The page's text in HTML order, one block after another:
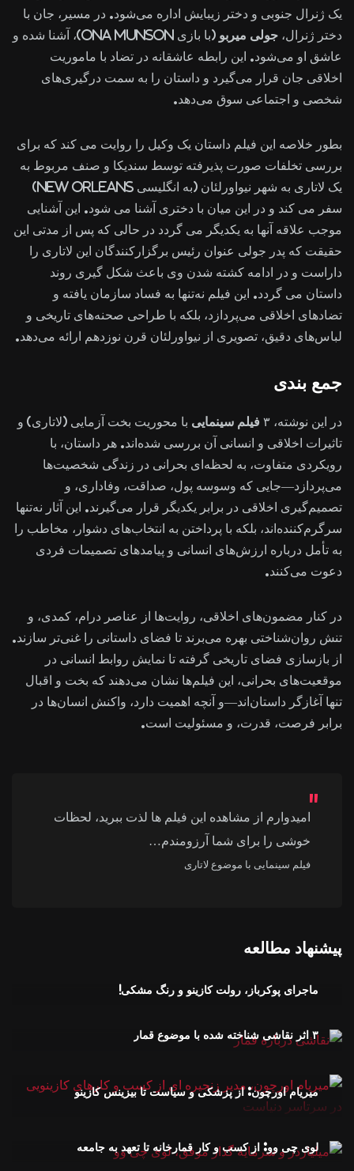
یک ژنرال جنوبی و دختر زیبایش اداره می‌شود. در مسیر، جان با
دختر ژنرال، جولی میربو
(با بازی Ona Munson)، آشنا شده و
عاشق او می‌شود. این رابطه عاشقانه در تضاد با ماموریت
اخلاقی جان قرار می‌گیرد و داستان را به سمت درگیری‌های
شخصی و اجتماعی سوق می‌دهد.
بطور خلاصه این فیلم داستان یک وکیل را روایت می کند که برای
بررسی تخلفات صورت پذیرفته توسط سندیکا و صنف مربوط به
یک لاتاری به شهر نیواورلئان (به انگلیسی New Orleans)
سفر می کند و در این میان با دختری آشنا می شود. این آشنایی
موجب علاقه آنها به یکدیگر می گردد در حالی که پس از مدتی این
حقیقت که پدر جولی عنوان رئیس برگزارکنندگان این لاتاری را
داراست و در ادامه کشته شدن وی باعث شکل گیری روند
داستان می گردد. این فیلم نه‌تنها به فساد سازمان‌ یافته و
تضادهای اخلاقی می‌پردازد، بلکه با طراحی صحنه‌های تاریخی و
لباس‌های دقیق، تصویری از نیواورلئان قرن نوزدهم ارائه می‌دهد.
جمع بندی
در این نوشته، ۳ فیلم سینمایی با محوریت بخت‌ آزمایی (لاتاری) و
تاثیرات اخلاقی و انسانی آن بررسی شده‌اند. هر داستان، با
رویکردی متفاوت، به لحظه‌ای بحرانی در زندگی شخصیت‌ها
می‌پردازد—جایی که وسوسه پول، صداقت، وفاداری، و
تصمیم‌گیری اخلاقی در برابر یکدیگر قرار می‌گیرند. این آثار نه‌تنها
سرگرم‌کننده‌اند، بلکه با پرداختن به انتخاب‌های دشوار، مخاطب را
به تأمل درباره ارزش‌های انسانی و پیامدهای تصمیمات فردی
دعوت می‌کنند.
در کنار مضمون‌های اخلاقی، روایت‌ها از عناصر درام، کمدی، و
تنش روان‌شناختی بهره می‌برند تا فضای داستانی را غنی‌تر سازند.
از بازسازی فضای تاریخی گرفته تا نمایش روابط انسانی در
موقعیت‌های بحرانی، این فیلم‌ها نشان می‌دهند که بخت و اقبال
تنها آغازگر داستان‌اند—و آنچه اهمیت دارد، واکنش انسان‌ها در
برابر فرصت، قدرت، و مسئولیت است.
امیدوارم از مشاهده این فیلم ها لذت ببرید، لحظات
خوشی را برای شما آرزومندم…
فیلم سینمایی با موضوع لاتاری
پیشنهاد مطالعه
ماجرای پوکرباز، رولت کازینو و رنگ مشکی!
۳ اثر نقاشی شناخته شده با موضوع قمار
میریام اورچون: از پزشکی و سیاست تا بیزینس کازینو
لوی چی وو: از کسب و کار قمارخانه تا تعهد به جامعه